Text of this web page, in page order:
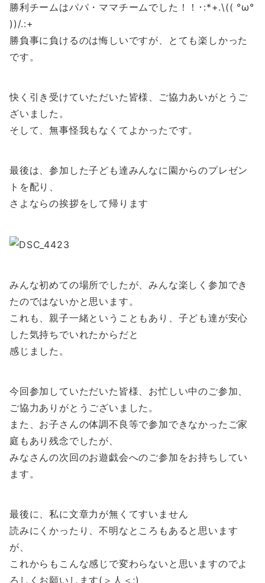
勝利チームはパパ・ママチームでした！！･:*+.\(( °ω°
))/.:+
勝負事に負けるのは悔しいですが、とても楽しかった
です。
快く引き受けていただいた皆様、ご協力あいがとうご
ざいました。
そして、無事怪我もなくてよかったです。
最後は、参加した子ども達みんなに園からのプレゼン
トを配り、
さよならの挨拶をして帰ります
みんな初めての場所でしたが、みんな楽しく参加でき
たのではないかと思います。
これも、親子一緒ということもあり、子ども達が安心
した気持ちでいれたからだと
感じました。
今回参加していただいた皆様、お忙しい中のご参加、
ご協力ありがとうございました。
また、お子さんの体調不良等で参加できなかったご家
庭もあり残念でしたが、
みなさんの次回のお遊戯会へのご参加をお持ちしてい
ます。
最後に、私に文章力が無くてすいません
読みにくかったり、不明なところもあると思います
が、
これからもこんな感じで変わらないと思いますのでよ
ろしくお願いします(＞人＜;)